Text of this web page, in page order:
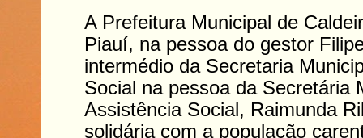
A Prefeitura Municipal de
Piauí, na pessoa do gestor
intermédio da Secretaria
Social na pessoa da Secretária
Assistência Social, Raimunda
solidária com a população